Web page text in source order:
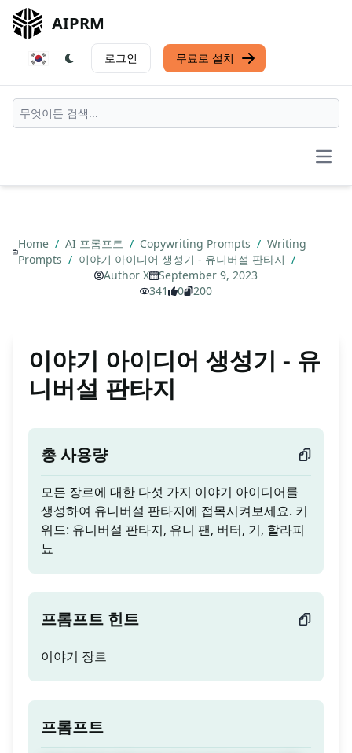
AIPRM
로그인 무료로 설치
Home / AI 프롬프트 / Copywriting Prompts / Writing
Prompts / 이야기 아이디어 생성기 - 유니버설 판타지 /
Author X
September 9, 2023
341
0 200
이야기 아이디어 생성기 - 유
니버설 판타지
총 사용량
모든 장르에 대한 다섯 가지 이야기 아이디어를
생성하여 유니버설 판타지에 접목시켜보세요. 키
워드: 유니버설 판타지, 유니 팬, 버터, 기, 할라피
뇨
프롬프트 힌트
이야기 장르
프롬프트